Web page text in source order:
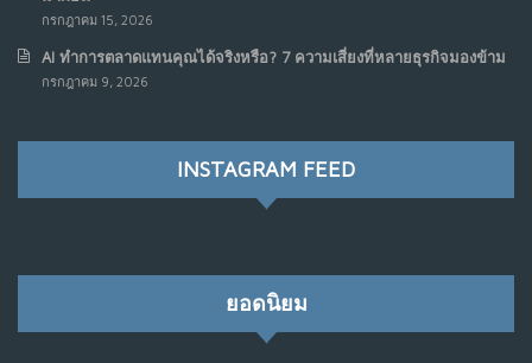
กรกฎาคม 15, 2026
AI ทำการตลาดแทนคุณได้จริงหรือ? 7 ความเสี่ยงที่หลายธุรกิจมองข้าม
กรกฎาคม 9, 2026
INSTAGRAM FEED
ยอดนิยม